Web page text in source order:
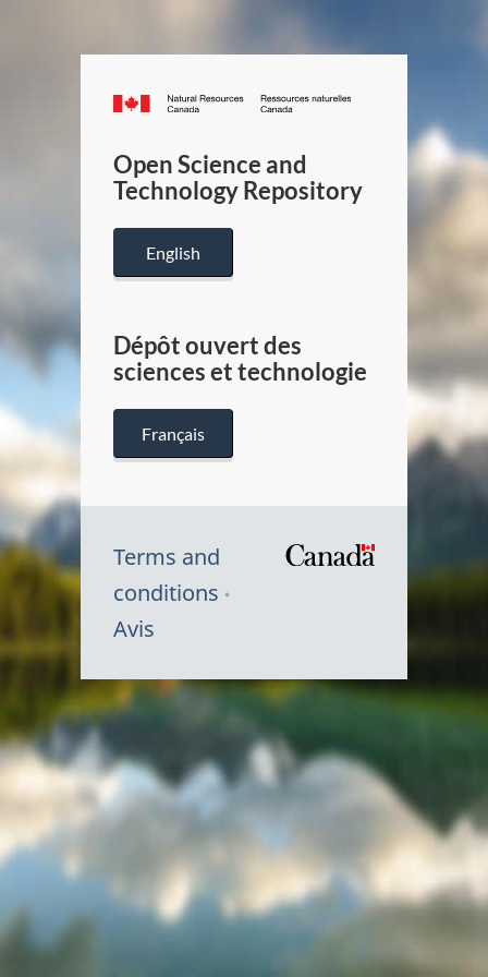
Canada.ca
/
Canada
Open Science and
Technology Repository
English
Dépôt ouvert des
sciences et technologie
Français
Terms and
conditions
Avis
Symbole
du